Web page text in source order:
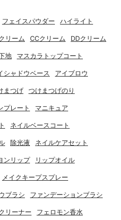
フェイスパウダー ハイライト
リーム CCクリーム DDクリーム
地 マスカラトップコート
シャドウベース アイブロウ
まつげ つけまつげのり
プレート マニキュア
ネイルベースコート
除光液 ネイルケアセット
ンリップ リップオイル
メイクキープスプレー
ブラシ ファンデーションブラシ
リーナー フェロモン香水